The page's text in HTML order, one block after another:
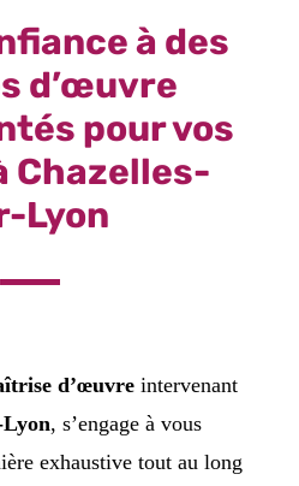
à des
d’œuvre
pour vos
Chazelles-
Lyon
d’œuvreintervenant
Lyon, s’engage à vous
exhaustive tout au long